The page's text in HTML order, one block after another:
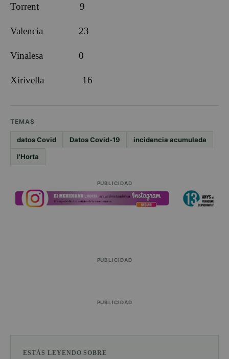
Torrent 9
Valencia 23
Vinalesa 0
Xirivella 16
TEMAS
datos Covid Datos Covid-19 incidencia acumulada
l'Horta
PUBLICIDAD
PUBLICIDAD
PUBLICIDAD
ESTÁS LEYENDO SOBRE